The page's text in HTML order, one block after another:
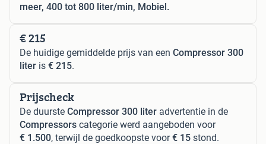
meer, 400 tot 800 liter/min, Mobiel.
€ 215
De huidige gemiddelde prijs van een Compressor 300
liter is € 215.
Prijscheck
De duurste Compressor 300 liter advertentie in de
Compressors categorie werd aangeboden voor
€ 1.500, terwijl de goedkoopste voor€ 15 stond.